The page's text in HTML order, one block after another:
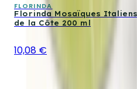
FLORINDA
Florinda Mosaïques
de la Côte 200 ml
10,08 €